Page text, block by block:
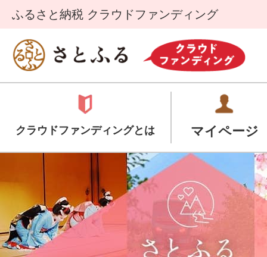
ふるさと納税 クラウドファンディング
クラウドファンディングとは マイページ